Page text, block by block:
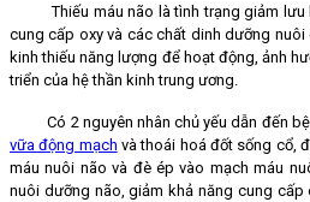
Thiếu máu não là tình trạng giảm lưu
cung cấp oxy và các chất dinh dưỡng
kinh thiếu năng lượng để hoạt động, ảnh
triển của hệ thần kinh trung ương.
Có 2 nguyên nhân chủ yếu dẫn đến
vữa động mạch và thoái hoá đốt sống cổ,
máu nuôi não và đè ép vào mạch máu
nuôi dưỡng não, giảm khả năng cung cấp